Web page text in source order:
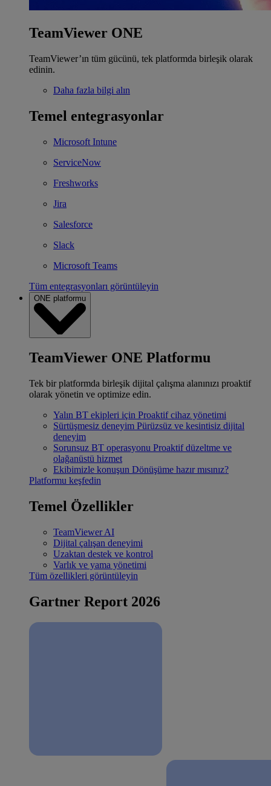
TeamViewer ONE
TeamViewer’ın tüm gücünü, tek platformda birleşik olarak
edinin.
Daha fazla bilgi alın
Temel entegrasyonlar
Microsoft Intune
ServiceNow
Freshworks
Jira
Salesforce
Slack
Microsoft Teams
Tüm entegrasyonları görüntüleyin
ONE platformu
TeamViewer ONE Platformu
Tek bir platformda birleşik dijital çalışma alanınızı proaktif
olarak yönetin ve optimize edin.
Yalın BT ekipleri için Proaktif cihaz yönetimi
Sürtüşmesiz deneyim Pürüzsüz ve kesintisiz dijital
deneyim
Sorunsuz BT operasyonu Proaktif düzeltme ve
olağanüstü hizmet
Ekibimizle konuşun Dönüşüme hazır mısınız?
Platformu keşfedin
Temel Özellikler
TeamViewer AI
Dijital çalışan deneyimi
Uzaktan destek ve kontrol
Varlık ve yama yönetimi
Tüm özellikleri görüntüleyin
Gartner Report 2026